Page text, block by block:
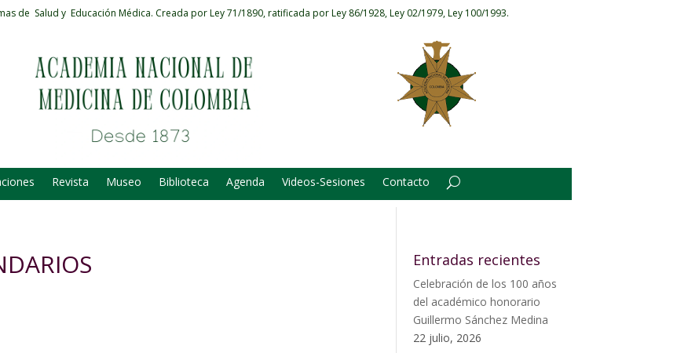
de Salud y Educación Médica. Creada por Ley 71/1890, ratificada por Ley 86/1928, Ley 02/1979, Ley 100/1993.
Revista Museo Biblioteca Agenda Videos-Sesiones Contacto
Entradas recientes
Celebración de los 100 años
del académico honorario
Guillermo Sánchez Medina
22 julio, 2026